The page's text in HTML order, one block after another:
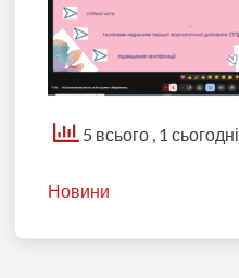
5 всього , 1 сьогодні
Новини